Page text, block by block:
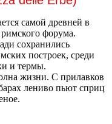
самой древней в
форума.
сохранились
построек, среди
и термы.
жизни. С прилавков
лениво пьют сприц